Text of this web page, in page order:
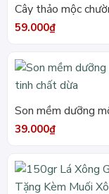
Cây thảo mộc
giảm thâm quầng
59.000₫
Son mềm dưỡng
chất dừa
39.000₫